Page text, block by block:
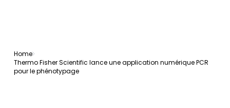
Home
Thermo Fisher Scientific lance une application numérique PCR
pour le phénotypage